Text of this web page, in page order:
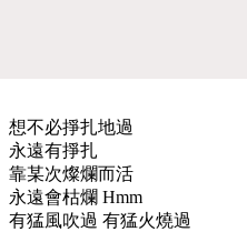
想不必掙扎地過
永遠有掙扎
靠某次燦爛而活
永遠會枯爛 Hmm
有猛風吹過 有猛火燒過